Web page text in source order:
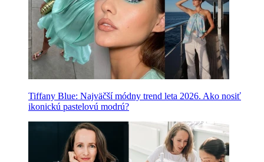
Tiffany Blue: Najväčší módny trend leta 2026. Ako nosiť
ikonickú pastelovú modrú?